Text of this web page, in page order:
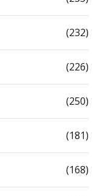
(232)
(226)
(250)
(181)
(168)